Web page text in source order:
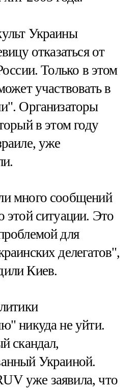
Украины
отказаться от
Только в этом
участвовать в
Организаторы
в этом году
уже
много сообщений
этой ситуации. Это
для
делегатов",
Киев.
никуда не уйти.
скандал,
Украиной.
уже заявила, что